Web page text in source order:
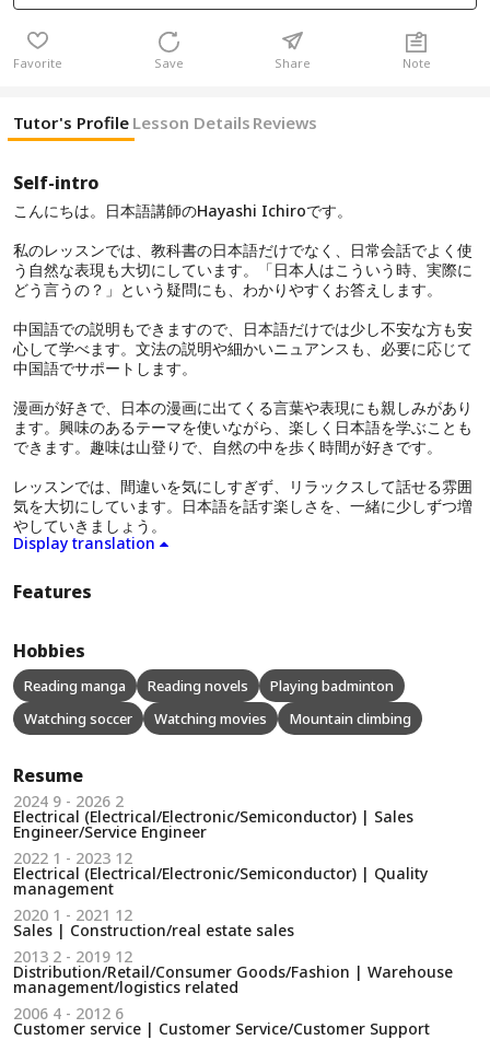
Favorite Save Share Note
Tutor's Profile Lesson Details Reviews
Self-intro
こんにちは。日本語講師のHayashi Ichiroです。
私のレッスンでは、教科書の日本語だけでなく、日常会話でよく使
う自然な表現も大切にしています。「日本人はこういう時、実際に
どう言うの？」という疑問にも、わかりやすくお答えします。
中国語での説明もできますので、日本語だけでは少し不安な方も安
心して学べます。文法の説明や細かいニュアンスも、必要に応じて
中国語でサポートします。
漫画が好きで、日本の漫画に出てくる言葉や表現にも親しみがあり
ます。興味のあるテーマを使いながら、楽しく日本語を学ぶことも
できます。趣味は山登りで、自然の中を歩く時間が好きです。
レッスンでは、間違いを気にしすぎず、リラックスして話せる雰囲
気を大切にしています。日本語を話す楽しさを、一緒に少しずつ増
やしていきましょう。
Display translation
Features
Hobbies
Reading manga Reading novels
Playing badminton
Watching soccer
Watching movies Mountain climbing
Resume
2024 9 - 2026 2
Electrical (Electrical/Electronic/Semiconductor) | Sales
Engineer/Service Engineer
2022 1 - 2023 12
Electrical (Electrical/Electronic/Semiconductor) | Quality
management
2020 1 - 2021 12
Sales | Construction/real estate sales
2013 2 - 2019 12
Distribution/Retail/Consumer Goods/Fashion | Warehouse
management/logistics related
2006 4 - 2012 6
Customer service | Customer Service/Customer Support